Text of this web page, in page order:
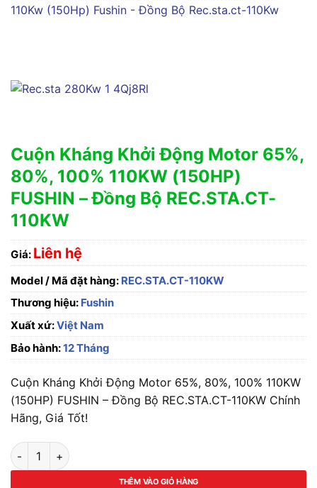
Cuộn Kháng Khởi Động Motor 65%,
80%, 100% 110KW (150HP)
FUSHIN – Đồng Bộ REC.STA.CT-
110KW
Giá: Liên hệ
Model / Mã đặt hàng: REC.STA.CT-110KW
Thương hiệu: Fushin
Xuất xứ:Việt Nam
Bảo hành:12 Tháng
Cuộn Kháng Khởi Động Motor 65%, 80%, 100% 110KW
(150HP) FUSHIN – Đồng Bộ REC.STA.CT-110KW Chính
Hãng, Giá Tốt!
Cuộn Kháng Khởi Động Motor 65%, 80%, 100% 110KW
THÊM VÀO GIỎ HÀNG